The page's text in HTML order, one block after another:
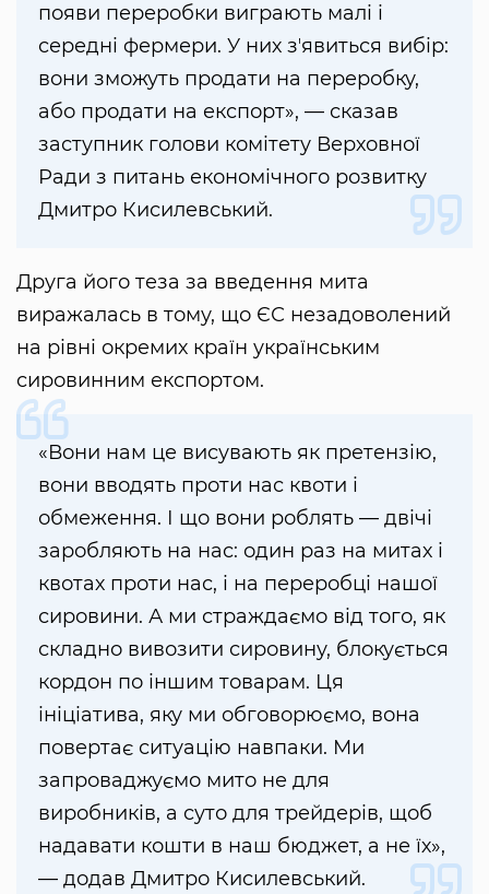
появи переробки виграють малі і
середні фермери. У них зʼявиться вибір:
вони зможуть продати на переробку,
або продати на експорт», — сказав
заступник голови комітету Верховної
Ради з питань економічного розвитку
Дмитро Кисилевський.
Друга його теза за введення мита
виражалась в тому, що ЄС незадоволений
на рівні окремих країн українським
сировинним експортом.
«Вони нам це висувають як претензію,
вони вводять проти нас квоти і
обмеження. І що вони роблять — двічі
заробляють на нас: один раз на митах і
квотах проти нас, і на переробці нашої
сировини. А ми страждаємо від того, як
складно вивозити сировину, блокується
кордон по іншим товарам. Ця
ініціатива, яку ми обговорюємо, вона
повертає ситуацію навпаки. Ми
запроваджуємо мито не для
виробників, а суто для трейдерів, щоб
надавати кошти в наш бюджет, а не їх»,
— додав Дмитро Кисилевський.